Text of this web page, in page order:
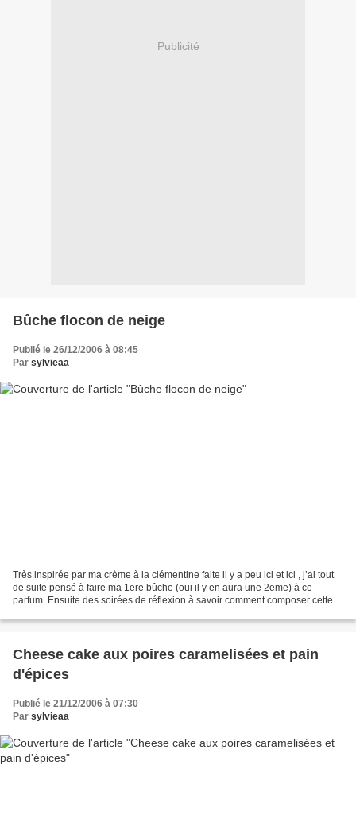
Publicité
Bûche flocon de neige
Publié le 26/12/2006 à 08:45
Par sylvieaa
Très inspirée par ma crème à la clémentine faite il y a peu ici et ici , j’ai tout
de suite pensé à faire ma 1ere bûche (oui il y en aura une 2eme) à ce
parfum. Ensuite des soirées de réflexion à savoir comment composer cette
Cheese cake aux poires caramelisées et pain
d'épices
Publié le 21/12/2006 à 07:30
Par sylvieaa